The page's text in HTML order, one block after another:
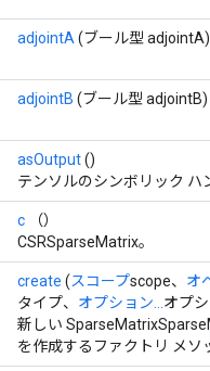
adjointA (ブール型 adjointA)
adjointB (ブール型 adjointB)
asOutput()
テンソルのシンボリック ハ
c （）
CSRSparseMatrix。
create (スコープscope、 オ
タイプ、 オプション... オプ
新しい
を作成するファクトリ メソ